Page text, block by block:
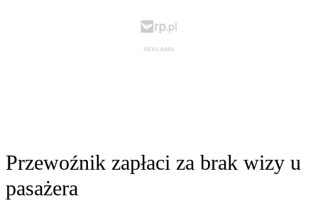
Przewoźnik zapłaci za brak wizy u
pasażera